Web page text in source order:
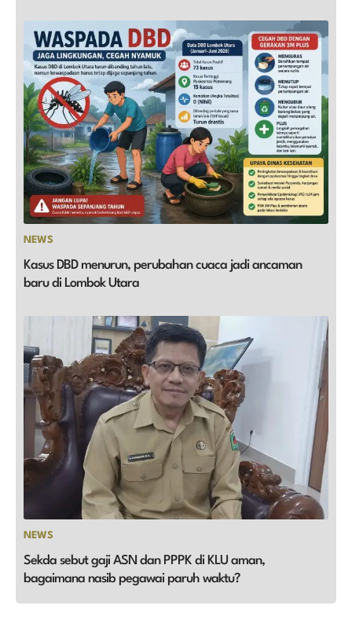
NEWS
Kasus DBD menurun, perubahan cuaca jadi ancaman
baru di Lombok Utara
NEWS
Sekda sebut gaji ASN dan PPPK di KLU aman,
bagaimana nasib pegawai paruh waktu?